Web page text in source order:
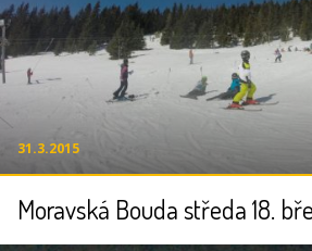
31.3.2015
Moravská Bouda středa 18.